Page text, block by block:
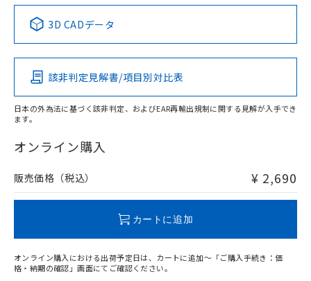
Pb Hg Cd Cr(VI)
O
在庫等で未対応品が混在する可能性があります。
問い合わせください。
3D CADデータ
該非判定見解書/項目別対比表
日本の外為法に基づく該非判定、およびEAR再輸出規制に関する見解が入手でき
ます。
オンライン購入
販売価格（税込） ¥ 2,690
カートに追加
オンライン購入における出荷予定日は、カートに追加～「ご購入手続き：価
格・納期の確認」画面にてご確認ください。